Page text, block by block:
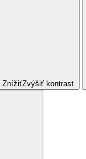
ZnížiťZvýšiť kontrast